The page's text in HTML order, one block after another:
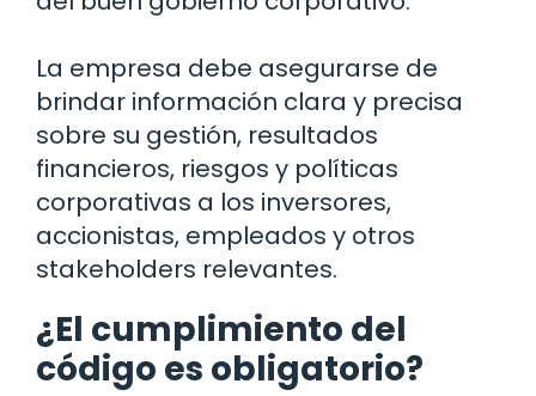
La empresa debe asegurarse de
brindar información clara y precisa
sobre su gestión, resultados
financieros, riesgos y políticas
corporativas a los inversores,
accionistas, empleados y otros
stakeholders relevantes.
¿El cumplimiento del
código es obligatorio?